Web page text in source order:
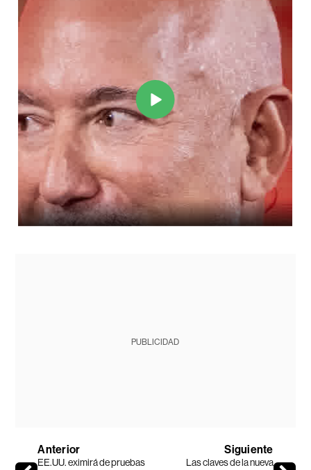
PUBLICIDAD
Anterior
EE.UU. eximirá de pruebas
Siguiente
Las claves de la nueva